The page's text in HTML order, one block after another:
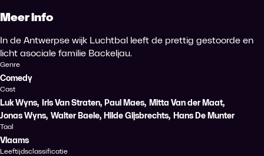
Meer info
In de Antwerpse wijk Luchtbal leeft de prettig gestoorde en
licht asociale familie Backeljau.
Genre
Comedy
Cast
Luk Wyns, Iris Van Straten, Paul Maes, Mitta Van der Maat,
Jonas Wyns, Walter Baele, Hilde Gijsbrechts, Hans De Munter
Taal
Vlaams
Leeftijdsclassificatie